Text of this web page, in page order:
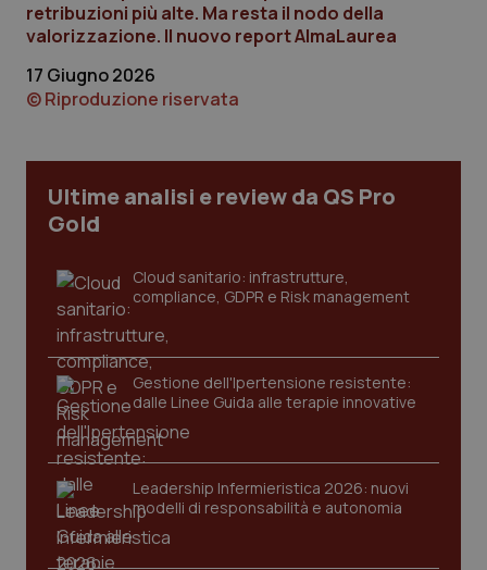
retribuzioni più alte. Ma resta il nodo della
valorizzazione. Il nuovo report AlmaLaurea
17 Giugno 2026
© Riproduzione riservata
Ultime analisi e review da QS Pro
Gold
Cloud sanitario: infrastrutture,
compliance, GDPR e Risk management
Gestione dell'Ipertensione resistente:
dalle Linee Guida alle terapie innovative
Leadership Infermieristica 2026: nuovi
modelli di responsabilità e autonomia
.youtube.com